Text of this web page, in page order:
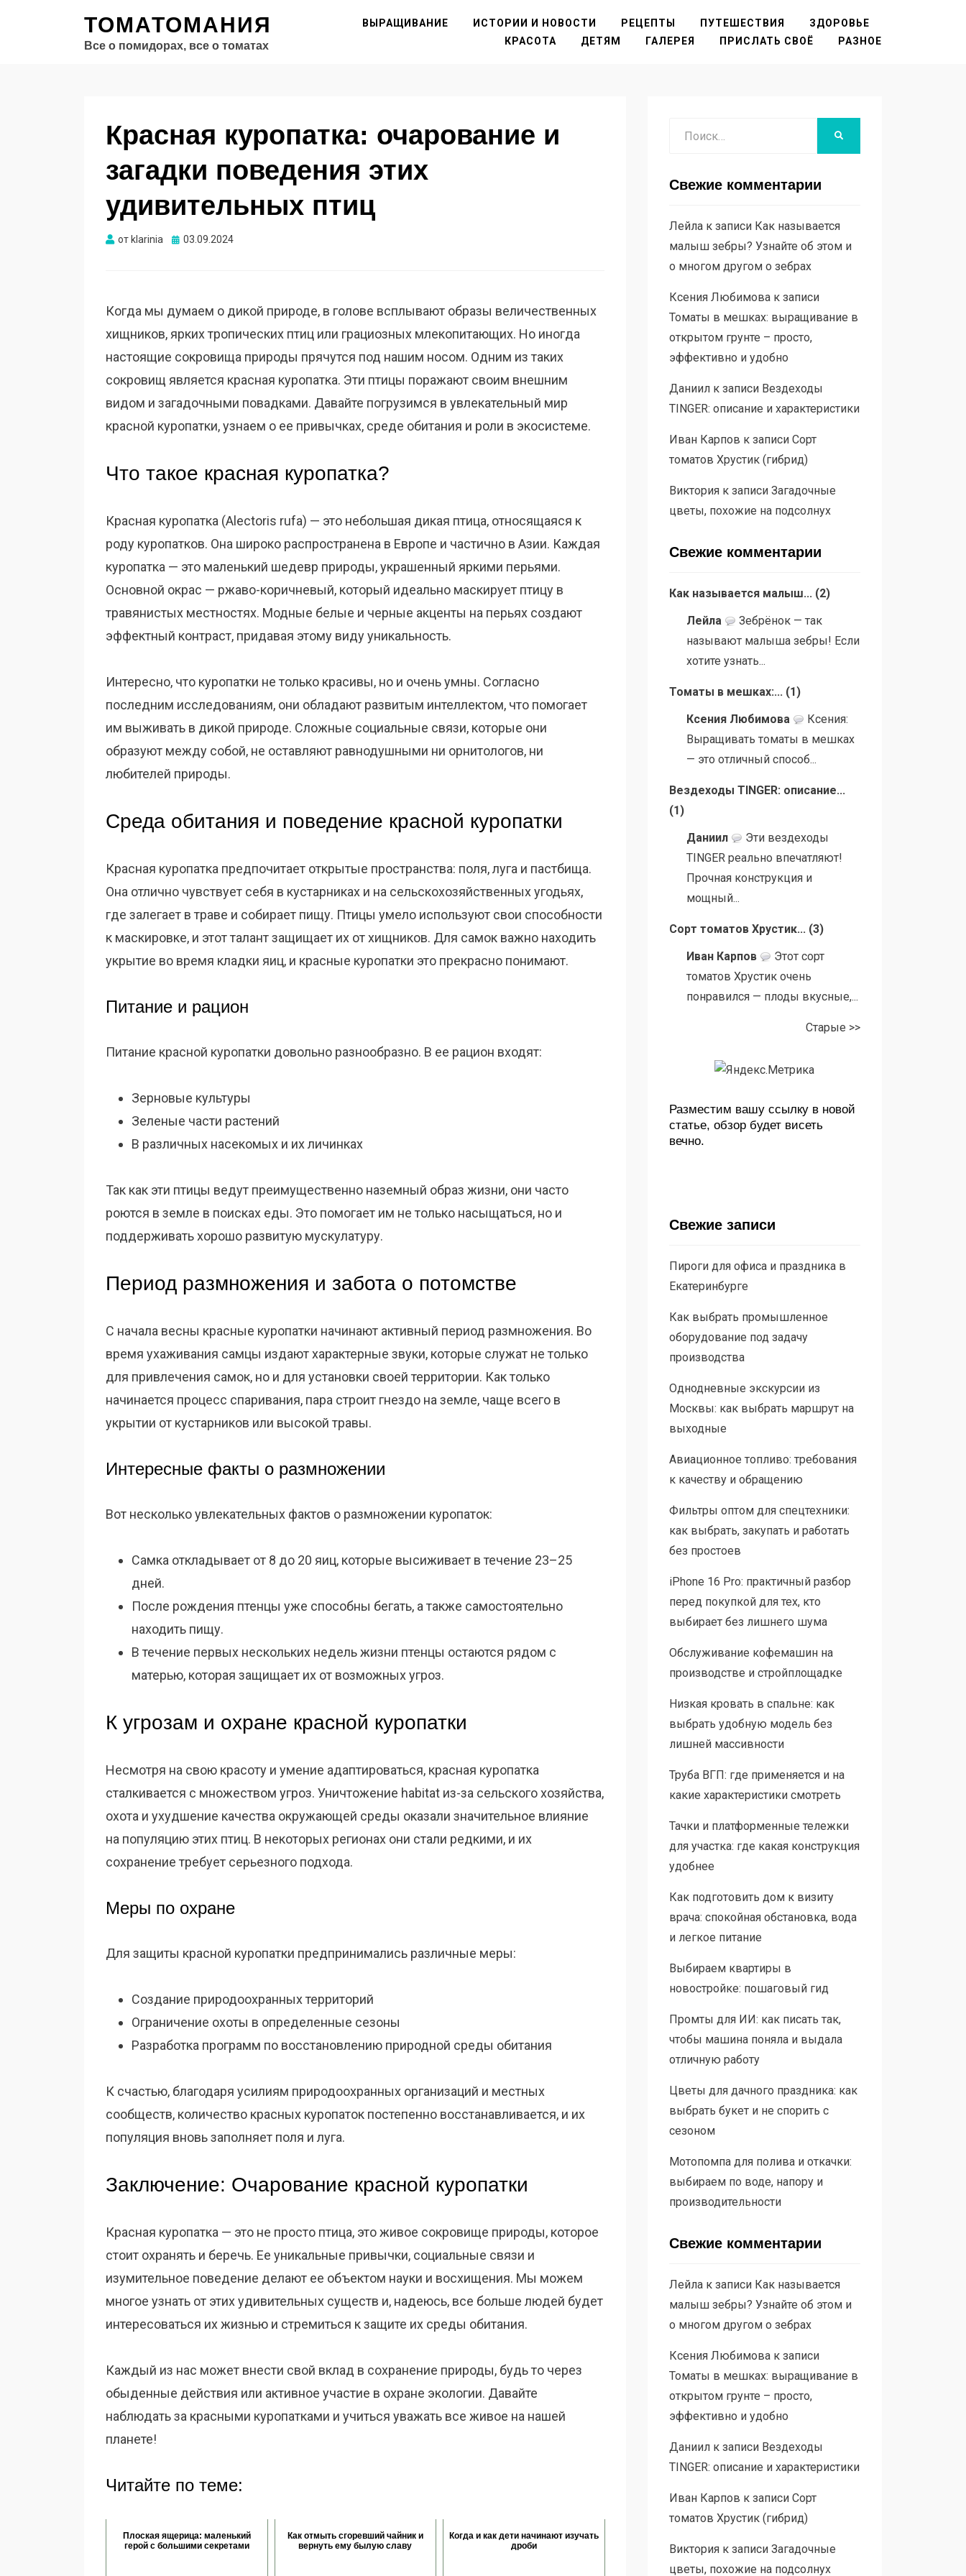
ТОМАТОМАНИЯ
Все о помидорах, все о томатах
ВЫРАЩИВАНИЕ ИСТОРИИ И НОВОСТИ РЕЦЕПТЫ ПУТЕШЕСТВИЯ
ЗДОРОВЬЕ
КРАСОТА
ДЕТЯМ ГАЛЕРЕЯ ПРИСЛАТЬ СВОЁ РАЗНОЕ
Красная куропатка: очарование и
загадки поведения этих
удивительных птиц
от klarinia Опубликовано
03.09.2024
Когда мы думаем о дикой природе, в голове всплывают образы величественных
хищников, ярких тропических птиц или грациозных млекопитающих. Но иногда
настоящие сокровища природы прячутся под нашим носом. Одним из таких
сокровищ является красная куропатка. Эти птицы поражают своим внешним
видом и загадочными повадками. Давайте погрузимся в увлекательный мир
красной куропатки, узнаем о ее привычках, среде обитания и роли в экосистеме.
Что такое красная куропатка?
Красная куропатка (Alectoris rufa) — это небольшая дикая птица, относящаяся к
роду куропатков. Она широко распространена в Европе и частично в Азии. Каждая
куропатка — это маленький шедевр природы, украшенный яркими перьями.
Основной окрас — ржаво-коричневый, который идеально маскирует птицу в
травянистых местностях. Модные белые и черные акценты на перьях создают
эффектный контраст, придавая этому виду уникальность.
Интересно, что куропатки не только красивы, но и очень умны. Согласно
последним исследованиям, они обладают развитым интеллектом, что помогает
им выживать в дикой природе. Сложные социальные связи, которые они
образуют между собой, не оставляют равнодушными ни орнитологов, ни
любителей природы.
Среда обитания и поведение красной куропатки
Красная куропатка предпочитает открытые пространства: поля, луга и пастбища.
Она отлично чувствует себя в кустарниках и на сельскохозяйственных угодьях,
где залегает в траве и собирает пищу. Птицы умело используют свои способности
к маскировке, и этот талант защищает их от хищников. Для самок важно находить
укрытие во время кладки яиц, и красные куропатки это прекрасно понимают.
Питание и рацион
Питание красной куропатки довольно разнообразно. В ее рацион входят:
Зерновые культуры
Зеленые части растений
В различных насекомых и их личинках
Так как эти птицы ведут преимущественно наземный образ жизни, они часто
роются в земле в поисках еды. Это помогает им не только насыщаться, но и
поддерживать хорошо развитую мускулатуру.
Период размножения и забота о потомстве
С начала весны красные куропатки начинают активный период размножения. Во
время ухаживания самцы издают характерные звуки, которые служат не только
для привлечения самок, но и для установки своей территории. Как только
начинается процесс спаривания, пара строит гнездо на земле, чаще всего в
укрытии от кустарников или высокой травы.
Интересные факты о размножении
Вот несколько увлекательных фактов о размножении куропаток:
Самка откладывает от 8 до 20 яиц, которые высиживает в течение 23–25
дней.
После рождения птенцы уже способны бегать, а также самостоятельно
находить пищу.
В течение первых нескольких недель жизни птенцы остаются рядом с
матерью, которая защищает их от возможных угроз.
К угрозам и охране красной куропатки
Несмотря на свою красоту и умение адаптироваться, красная куропатка
сталкивается с множеством угроз. Уничтожение habitat из-за сельского хозяйства,
охота и ухудшение качества окружающей среды оказали значительное влияние
на популяцию этих птиц. В некоторых регионах они стали редкими, и их
сохранение требует серьезного подхода.
Меры по охране
Для защиты красной куропатки предпринимались различные меры:
Создание природоохранных территорий
Ограничение охоты в определенные сезоны
Разработка программ по восстановлению природной среды обитания
К счастью, благодаря усилиям природоохранных организаций и местных
сообществ, количество красных куропаток постепенно восстанавливается, и их
популяция вновь заполняет поля и луга.
Заключение: Очарование красной куропатки
Красная куропатка — это не просто птица, это живое сокровище природы, которое
стоит охранять и беречь. Ее уникальные привычки, социальные связи и
изумительное поведение делают ее объектом науки и восхищения. Мы можем
многое узнать от этих удивительных существ и, надеюсь, все больше людей будет
интересоваться их жизнью и стремиться к защите их среды обитания.
Каждый из нас может внести свой вклад в сохранение природы, будь то через
обыденные действия или активное участие в охране экологии. Давайте
наблюдать за красными куропатками и учиться уважать все живое на нашей
планете!
Читайте по теме:
Плоская ящерица: маленький
герой с большими секретами
Как отмыть сгоревший чайник и
вернуть ему былую славу
Когда и как дети начинают изучать
дроби
Свежие комментарии
Лейлак записи Как называется
малыш зебры? Узнайте об этом и
о многом другом о зебрах
Ксения Любимовак записи
Томаты в мешках: выращивание в
открытом грунте – просто,
эффективно и удобно
Даниилк записи Вездеходы
TINGER: описание и характеристики
Иван Карпов к записи Сорт
томатов Хрустик (гибрид)
Викторияк записи Загадочные
цветы, похожие на подсолнух
Свежие комментарии
Как называется малыш... (2)
Лейла
Зебрёнок — так
называют малыша зебры! Если
хотите узнать...
Томаты в мешках:... (1)
Ксения Любимова
Ксения:
Выращивать томаты в мешках
— это отличный способ...
Вездеходы TINGER: описание...
(1)
Даниил
Эти вездеходы
TINGER реально впечатляют!
Прочная конструкция и
мощный...
Сорт томатов Хрустик... (3)
Иван Карпов
Этот сорт
томатов Хрустик очень
понравился — плоды вкусные,...
Старые >>
Разместим вашу ссылку в новой
статье, обзор будет висеть
вечно.
Свежие записи
Пироги для офиса и праздника в
Екатеринбурге
Как выбрать промышленное
оборудование под задачу
производства
Однодневные экскурсии из
Москвы: как выбрать маршрут на
выходные
Авиационное топливо: требования
к качеству и обращению
Фильтры оптом для спецтехники:
как выбрать, закупать и работать
без простоев
iPhone 16 Pro: практичный разбор
перед покупкой для тех, кто
выбирает без лишнего шума
Обслуживание кофемашин на
производстве и стройплощадке
Низкая кровать в спальне: как
выбрать удобную модель без
лишней массивности
Труба ВГП: где применяется и на
какие характеристики смотреть
Тачки и платформенные тележки
для участка: где какая конструкция
удобнее
Как подготовить дом к визиту
врача: спокойная обстановка, вода
и легкое питание
Выбираем квартиры в
новостройке: пошаговый гид
Промты для ИИ: как писать так,
чтобы машина поняла и выдала
отличную работу
Цветы для дачного праздника: как
выбрать букет и не спорить с
сезоном
Мотопомпа для полива и откачки:
выбираем по воде, напору и
производительности
Свежие комментарии
Лейлак записи Как называется
малыш зебры? Узнайте об этом и
о многом другом о зебрах
Ксения Любимовак записи
Томаты в мешках: выращивание в
открытом грунте – просто,
эффективно и удобно
Даниилк записи Вездеходы
TINGER: описание и характеристики
Иван Карпов к записи Сорт
томатов Хрустик (гибрид)
Викторияк записи Загадочные
цветы, похожие на подсолнух